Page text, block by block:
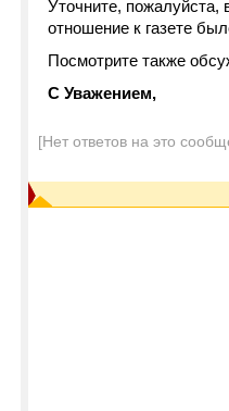
Уточните, пожалуйста,
отношение к газете
Посмотрите также
С Уважением,
[Нет ответов на это